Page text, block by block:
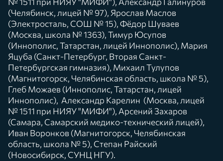
(Челябинск, лицей № 97), Ярослав Маслов
(Электросталь, СОШ № 15), Фёдор Шуваев
(Москва, школа № 1363), Тимур Юсупов
(Иннополис, Татарстан, лицей Иннополис), Мария
Яцуба (Санкт-Петербург, Вторая Санкт-
Петербургская гимназия), Михаил Тулупов
(Магнитогорск, Челябинская область, школа № 5),
Глеб Можаев (Иннополис, Татарстан, лицей
Иннополис), Александр Карелин (Москва, лицей
№ 1511 при НИЯУ "МИФИ"), Арсений Захаров
(Самара, Самарский медико-технический лицей),
Иван Воронков (Магнитогорск, Челябинская
область, школа № 5), Степан Райский
(Новосибирск, СУНЦ НГУ).